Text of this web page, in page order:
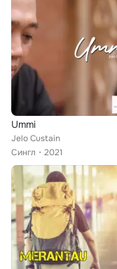
Ummi
Jelo Custain
Сингл
2021